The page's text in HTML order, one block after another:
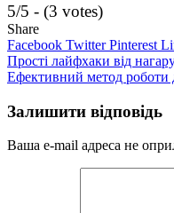
5/5 - (3 votes)
Share
Facebook TwitterPinterest
Навігація
записів
Прості лайфхаки від
Ефективний метод роботи
Залишити відповідь
Ваша e-mail адреса не